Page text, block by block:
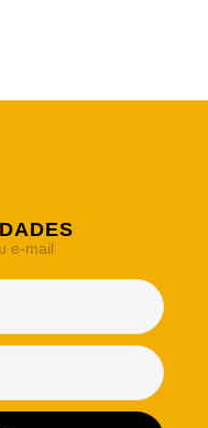
e-mail